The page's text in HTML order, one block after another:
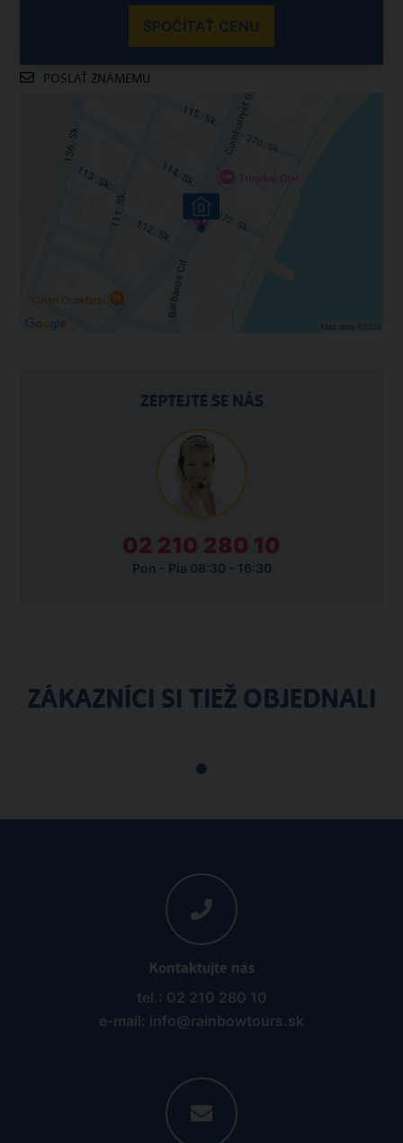
SPOČÍTAŤ CENU
POSLAŤ ZNÁMEMU
ZEPTEJTE SE NÁS
02 210 280 10
Pon - Pia 08:30 - 16:30
ZÁKAZNÍCI SI TIEŽ OBJEDNALI
Kontaktujte nás
tel.: 02 210 280 10
e-mail: info@rainbowtours.sk